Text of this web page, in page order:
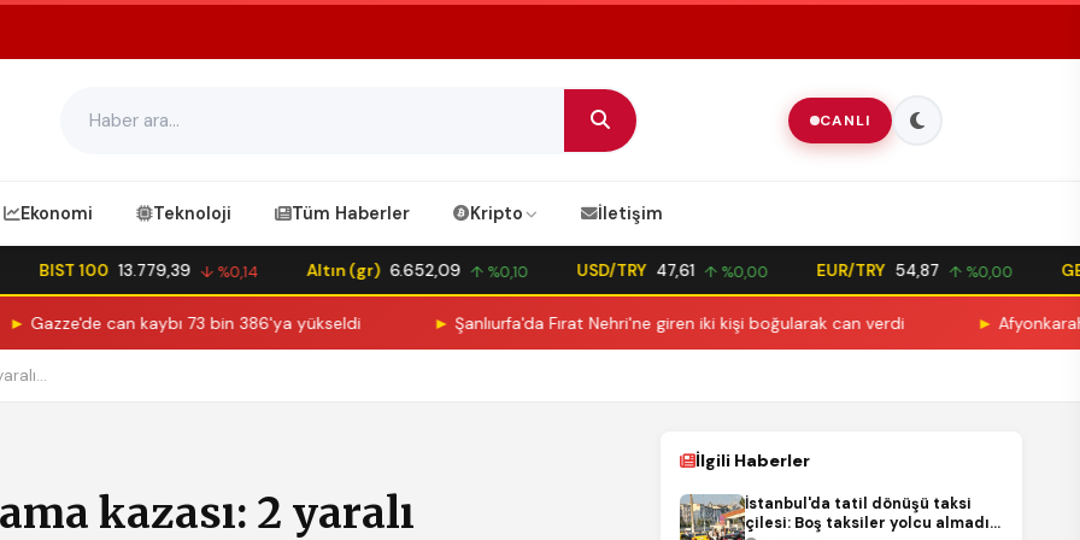
CANLI
Ekonomi Teknoloji Tüm Haberler Kripto İletişim
BIST 100 13.779,39 ↓ %0,14 Altın (gr) 6.652,09 ↑ %0,10 USD/TRY 47,61 ↑ %0,00 EUR/TRY 54,87 ↑ %0,00 GBP/
can kaybı 73 bin 386'ya yükseldi ► Şanlıurfa'da Fırat Nehri'ne giren iki kişi boğularak can verdi ► Afyonkarahisar'da
kazası: 2 yaralı
İlgili Haberler
İstanbul'da tatil dönüşü taksi
çilesi: Boş taksiler yolcu almadı,